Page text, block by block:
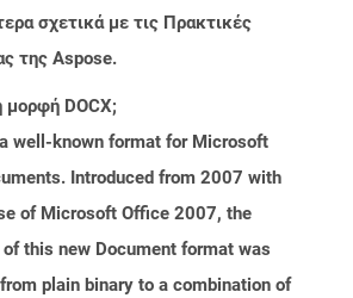
σχετικά με τις Πρακτικές
της Aspose.
μορφή DOCX;
well-known format for Microsoft
Introduced from 2007 with
of Microsoft Office 2007, the
this new Document format was
plain binary to a combination of